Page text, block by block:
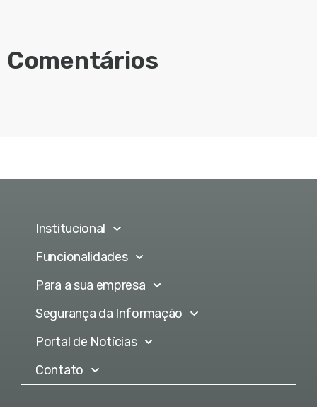
Comentários
Institucional
Funcionalidades
Para a sua empresa
Segurança da Informação
Portal de Notícias
Contato